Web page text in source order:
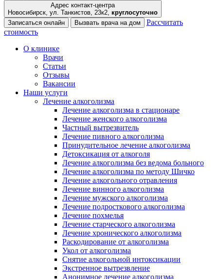
Адрес контакт-центра
Новосибирск, ул. Танкистов, 23к2, круглосуточно
Записаться онлайн
Вызвать врача на дом
Рассчитать
стоимость
О клинике
Врачи
Статьи
Отзывы
Вакансии
Наши услуги
Лечение алкоголизма
Лечение алкоголизма в стационаре
Лечение женского алкоголизма
Частный вытрезвитель
Лечение пивного алкоголизма
Принудительное лечение алкоголизма
Детоксикация от алкоголя
Лечение алкоголизма без ведома больного
Лечение алкоголизма по методу Шичко
Лечение алкогольного отравления
Лечение винного алкоголизма
Лечение мужского алкоголизма
Лечение подросткового алкоголизма
Лечение похмелья
Лечение старческого алкоголизма
Лечение хронического алкоголизма
Раскодирование от алкоголизма
Укол от алкоголизма
Снятие алкогольной интоксикации
Экстренное вытрезвление
Анонимное лечение алкоголизма